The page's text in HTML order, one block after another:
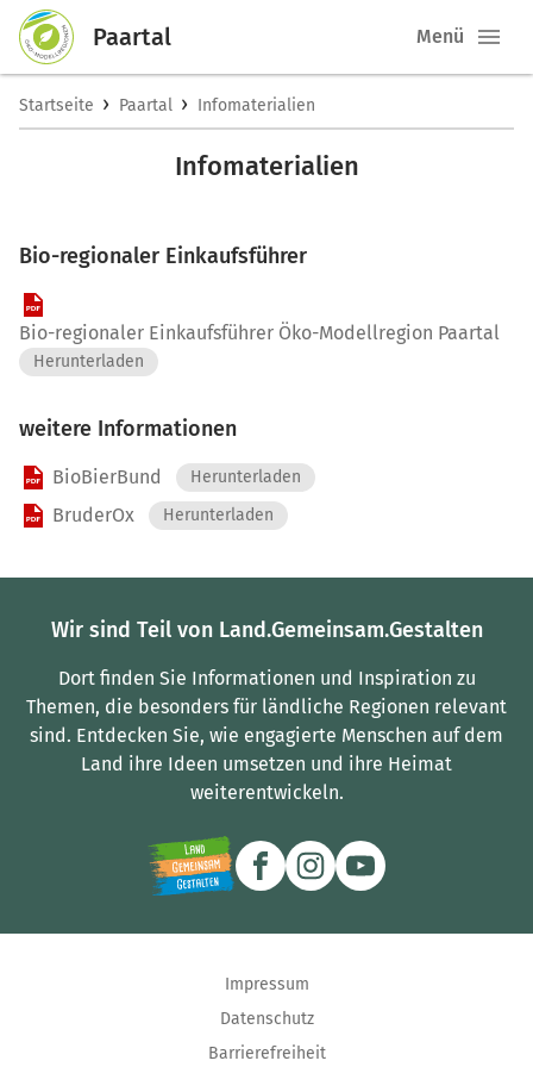
Paartal Menü
Startseite › Paartal › Infomaterialien
Infomaterialien
Bio-regionaler Einkaufsführer
Bio-regionaler Einkaufsführer Öko-Modellregion Paartal
Herunterladen
weitere Informationen
BioBierBund Herunterladen
BruderOx Herunterladen
Wir sind Teil von Land.Gemeinsam.Gestalten
Dort finden Sie Informationen und Inspiration zu
Themen, die besonders für ländliche Regionen relevant
sind. Entdecken Sie, wie engagierte Menschen auf dem
Land ihre Ideen umsetzen und ihre Heimat
weiterentwickeln.
Impressum
Datenschutz
Barrierefreiheit